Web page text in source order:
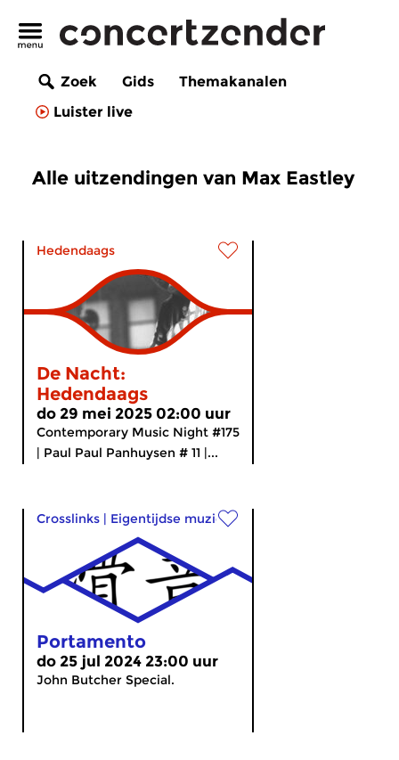
Zoek Gids
Themakanalen
Luister live
Alle uitzendingen van Max Eastley
Hedendaags
De Nacht:
Hedendaags
do 29 mei 2025 02:00 uur
Contemporary Music Night #175
| Paul Paul Panhuysen # 11 |...
Crosslinks | Eigentijdse muziek
Portamento
do 25 jul 2024 23:00 uur
John Butcher Special.